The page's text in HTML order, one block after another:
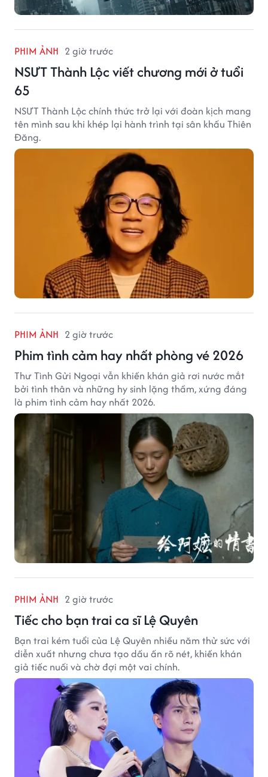
PHIM ẢNH 2 giờ trước
NSƯT Thành Lộc viết chương mới ở tuổi
65
NSƯT Thành Lộc chính thức trở lại với đoàn kịch mang
tên mình sau khi khép lại hành trình tại sân khấu Thiên
Đăng.
PHIM ẢNH 2 giờ trước
Phim tình cảm hay nhất phòng vé 2026
Thư Tình Gửi Ngoại vẫn khiến khán giả rơi nước mắt
bởi tình thân và những hy sinh lặng thầm, xứng đáng
là phim tình cảm hay nhất 2026.
PHIM ẢNH 2 giờ trước
Tiếc cho bạn trai ca sĩ Lệ Quyên
Bạn trai kém tuổi của Lệ Quyên nhiều năm thử sức với
diễn xuất nhưng chưa tạo dấu ấn rõ nét, khiến khán
giả tiếc nuối và chờ đợi một vai chính.